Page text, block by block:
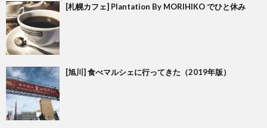
[札幌カフェ] Plantation By MORIHIKO でひと休み
[旭川] 食べマルシェに行ってきた（2019年版）